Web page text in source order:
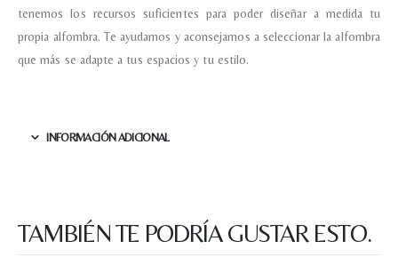
tenemos los recursos suficientes para poder diseñar a medida tu
propia alfombra. Te ayudamos y aconsejamos a seleccionar la alfombra
que más se adapte a tus espacios y tu estilo.
INFORMACIÓN ADICIONAL
TAMBIÉN TE PODRÍA GUSTAR ESTO.
Nombre y apellido*